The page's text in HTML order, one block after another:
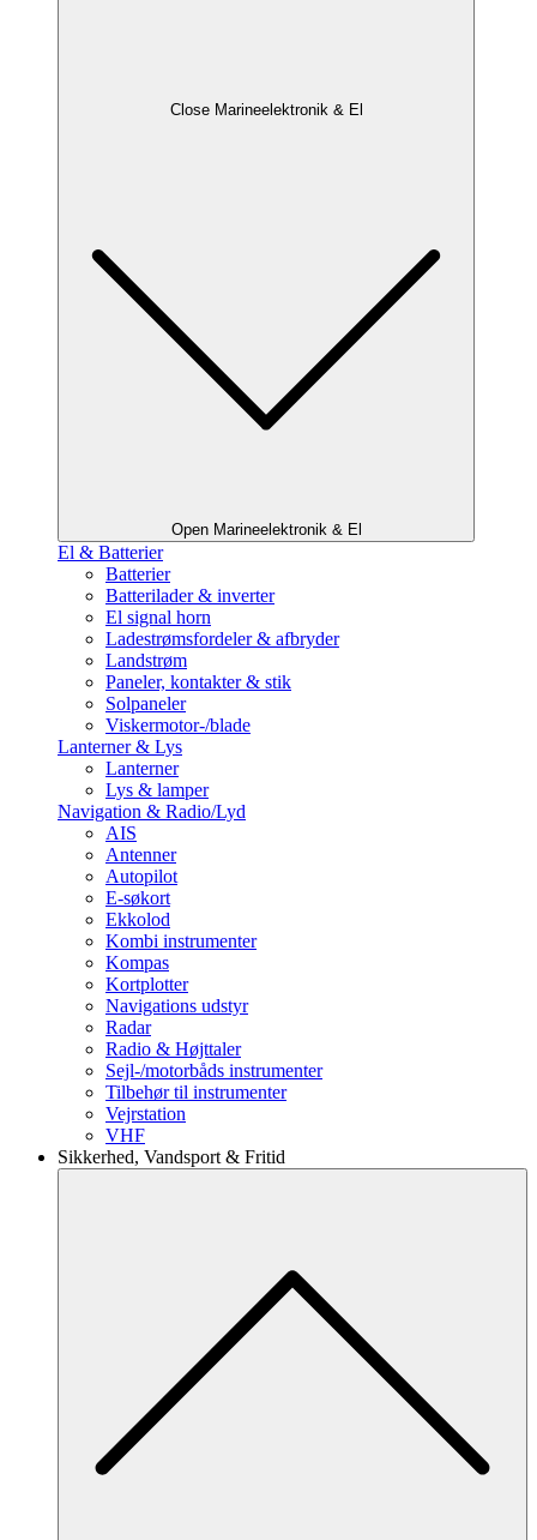
Close Marineelektronik & El
Open Marineelektronik & El
El & Batterier
Batterier
Batterilader & inverter
El signal horn
Ladestrømsfordeler & afbryder
Landstrøm
Paneler, kontakter & stik
Solpaneler
Viskermotor-/blade
Lanterner & Lys
Lanterner
Lys & lamper
Navigation & Radio/Lyd
AIS
Antenner
Autopilot
E-søkort
Ekkolod
Kombi instrumenter
Kompas
Kortplotter
Navigations udstyr
Radar
Radio & Højttaler
Sejl-/motorbåds instrumenter
Tilbehør til instrumenter
Vejrstation
VHF
Sikkerhed, Vandsport & Fritid